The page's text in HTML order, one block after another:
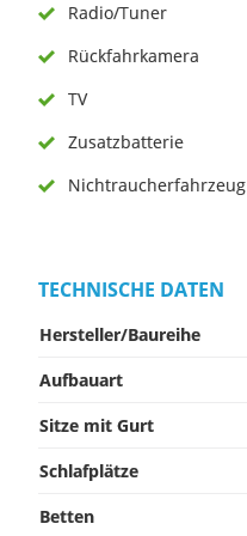
Radio/Tuner
Rückfahrkamera
TV
Zusatzbatterie
Nichtraucherfahrzeug
TECHNISCHE DATEN
Hersteller/Baureihe
Aufbauart
Sitze mit Gurt
Schlafplätze
Betten